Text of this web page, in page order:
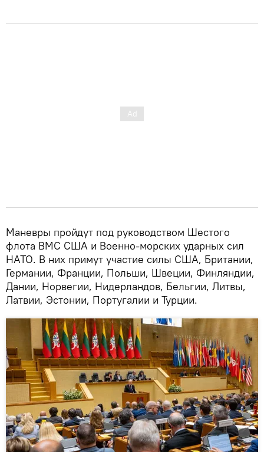
Маневры пройдут под руководством Шестого
флота ВМС США и Военно-морских ударных сил
НАТО. В них примут участие силы США, Британии,
Германии, Франции, Польши, Швеции, Финляндии,
Дании, Норвегии, Нидерландов, Бельгии, Литвы,
Латвии, Эстонии, Португалии и Турции.